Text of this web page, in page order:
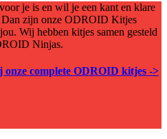
je is en wil je een kant en klare
Dan zijn onze ODROID Kitjes
Wij hebben kitjes samen gesteld
Ninjas.
onze complete ODROID kitjes ->